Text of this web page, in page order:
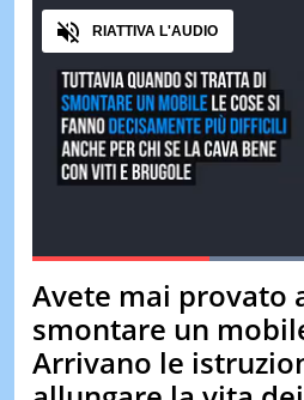
PauseUnmute
Audio
RIATTIVA L'AUDIO
Avete mai provato
smontare un
Arrivano le